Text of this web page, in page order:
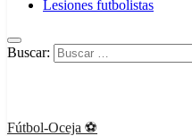
Lesiones futbolistas
Buscar:
Fútbol-Oceja ️⚽